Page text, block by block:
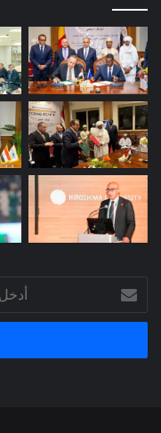
بريدك
الإلكتروني